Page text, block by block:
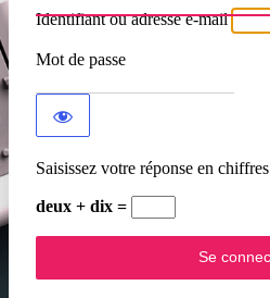
Identifiant ou adresse e-mail
Mot de passe
Saisissez votre réponse en chiffres
deux + dix =